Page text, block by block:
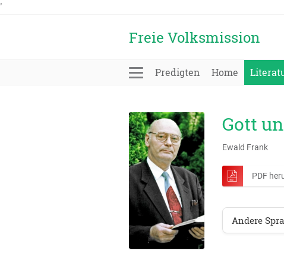
'
Freie Volksmission
Predigten Home
Gott
Ewald Frank
PDF
Andere